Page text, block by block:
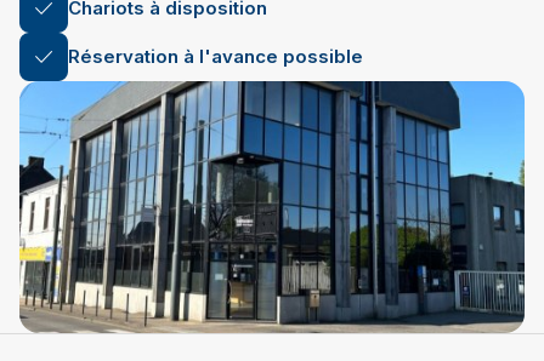
Chariots à disposition
Réservation à l'avance possible